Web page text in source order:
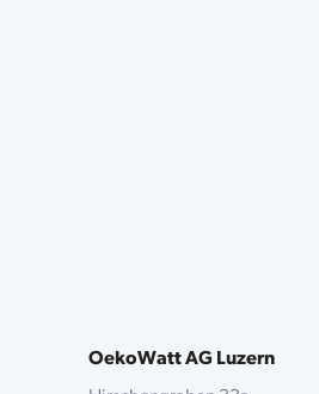
OekoWatt AG Luzern